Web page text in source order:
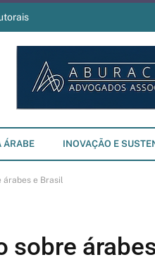
ÁRABE INOVAÇÃO E
árabes e Brasil
sobre